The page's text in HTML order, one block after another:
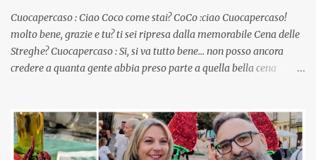
Cuocapercaso : Ciao Coco come stai? CoCo :ciao Cuocapercaso!
molto bene, grazie e tu? ti sei ripresa dalla memorabile Cena delle
Streghe? Cuocapercaso : Si, si va tutto bene… non posso ancora
credere a quanta gente abbia preso parte a quella bella cena
pranzo, racconta un po'! Perchè io avrò ospiti e cerco degli spunti...
Cuocapercaso : A dire il vero domenica prossima non preparo
nulla perché vado al Pranzo Aziendale di fine anno organizzato dai